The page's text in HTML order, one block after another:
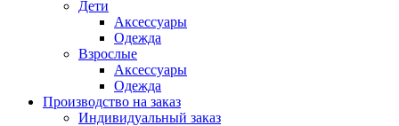
Дети
Аксессуары
Одежда
Взрослые
Аксессуары
Одежда
Производство на заказ
Индивидуальный заказ